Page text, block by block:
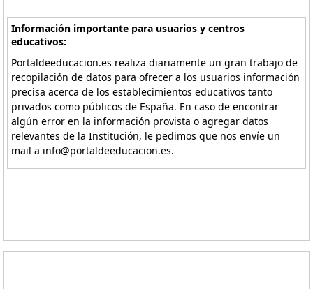
Información importante para usuarios y centros
educativos:
Portaldeeducacion.es realiza diariamente un gran trabajo de
recopilación de datos para ofrecer a los usuarios información
precisa acerca de los establecimientos educativos tanto
privados como públicos de España. En caso de encontrar
algún error en la información provista o agregar datos
relevantes de la Institución, le pedimos que nos envíe un
mail a info@portaldeeducacion.es.